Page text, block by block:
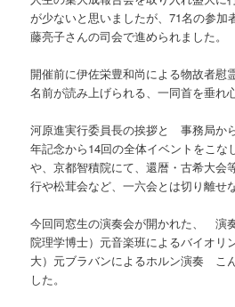
が少ないと思いましたが、71名の参加
藤亮子さんの司会で進められました。
開催前に伊佐栄豊和尚による物故者慰
名前が読み上げられる、一同首を垂れ
河原進実行委員長の挨拶と 事務局か
年記念から14回の全体イベントをこな
や、京都智積院にて、還暦・古希大会
行や松茸会など、一六会とは切り離せ
今回同窓生の演奏会が開かれた、 演
院理学博士）元音楽班によるバイオリ
大）元ブラバンによるホルン演奏 こ
した。